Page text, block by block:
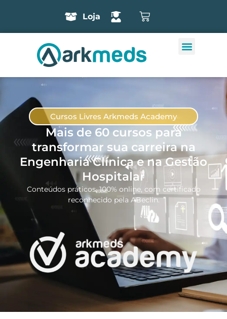
Loja
Cursos Livres Arkmeds Academy
Mais de 60 cursos para
transformar sua carreira na
Engenharia Clínica e na Gestão
Hospitalar
Conteúdos práticos, 100% online, com certificado
reconhecido pela ABeclin.